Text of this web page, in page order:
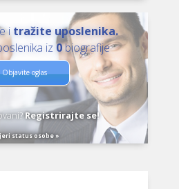
i tražite uposlenika.
iz 0biografije
Objavite oglas
Registrirajte se!
status osobe »